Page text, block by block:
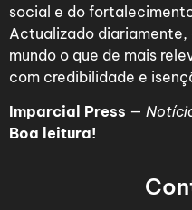
social e do
Actualizado diariamente,
mundo o que de mais
com credibilidade e
Imparcial Press —
Boa leitura!